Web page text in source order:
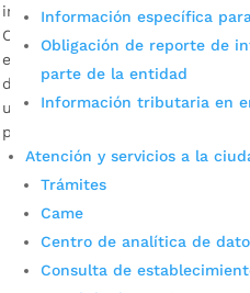
Información específica
Obligación de reporte de
parte de la entidad
Información tributaria en
Atención y servicios a la
Trámites
Came
Centro de analítica de
Consulta de
interpuesta por la comunidad
Centro Comercial lideró la
estructura sobre la transversal
desplazamientos más ágiles y
una longitud de 46,64 metros
paso de cerca de 6.000 […]